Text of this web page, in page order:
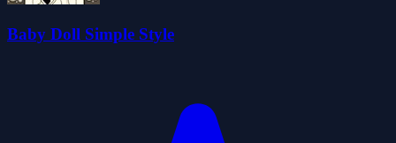
Baby Doll Simple Style